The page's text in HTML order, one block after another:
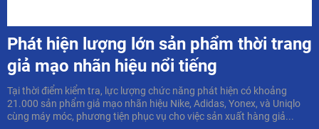
Phát hiện lượng lớn sản phẩm thời trang
giả mạo nhãn hiệu nổi tiếng
Tại thời điểm kiểm tra, lực lượng chức năng phát hiện có khoảng
21.000 sản phẩm giả mạo nhãn hiệu Nike, Adidas, Yonex, và Uniqlo
cùng máy móc, phương tiện phục vụ cho việc sản xuất hàng giả...